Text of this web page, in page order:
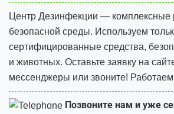
Центр Дезинфекции — комплексные
безопасной среды. Используем
сертифицированные средства,
и животных. Оставьте заявку на
мессенджеры или звоните!
Позвоните нам и уже